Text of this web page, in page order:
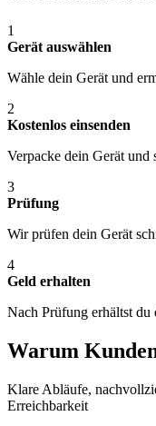
1
Gerät auswählen
Wähle dein Gerät und
2
Kostenlos einsenden
Verpacke dein Gerät und
3
Prüfung
Wir prüfen dein Gerät
4
Geld erhalten
Nach Prüfung erhältst du
Warum
Klare Abläufe,
Erreichbarkeit